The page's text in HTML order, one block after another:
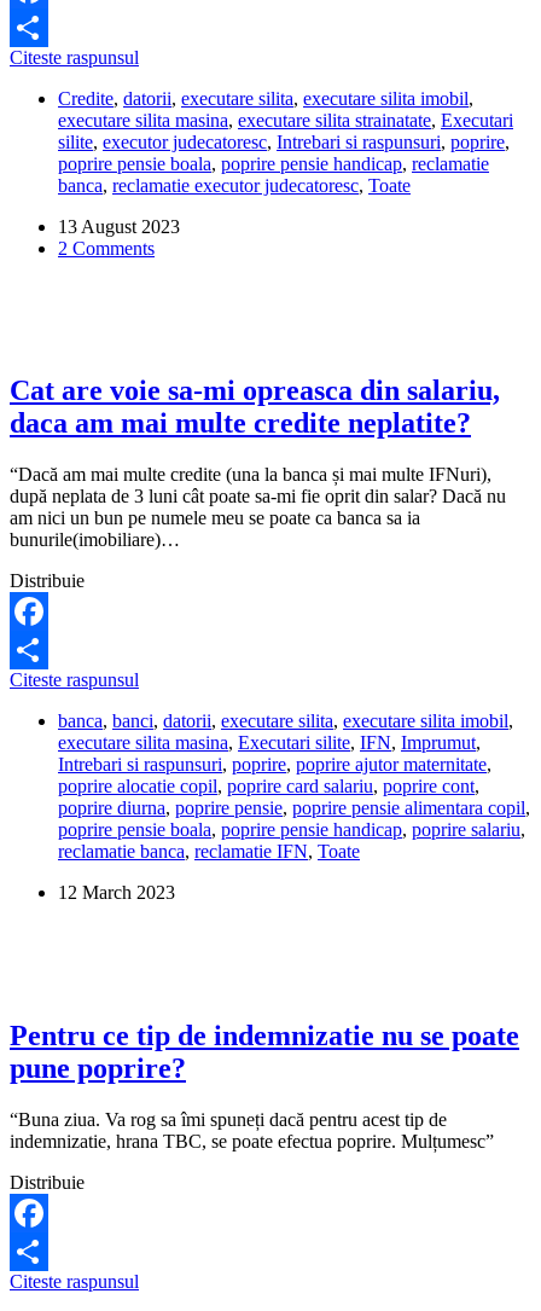
Facebook
Share
Citeste raspunsul
sa
patesc
daca
nu
platesc
auto
din
Credite, datorii, executare silita, executare silita imobil,
executare silita masina, executare silita strainatate, Executari
silite, executor judecatoresc, Intrebari si raspunsuri, poprire,
poprire pensie boala, poprire pensie handicap, reclamatie
banca, reclamatie executor judecatoresc, Toate
13 August 2023
2 Comments
Cat are voie sa-mi opreasca din salariu,
daca am mai multe credite neplatite?
“Dacă am mai multe credite (una la banca și mai multe IFNuri),
după neplata de 3 luni cât poate sa-mi fie oprit din salar? Dacă nu
am nici un bun pe numele meu se poate ca banca sa ia
bunurile(imobiliare)…
Distribuie
Facebook
Share
Citeste raspunsul
voie
sa-
mi
opreasca
din
salariu,
daca
mai
banca, banci, datorii, executare silita, executare silita imobil,
executare silita masina, Executari silite, IFN, Imprumut,
Intrebari si raspunsuri, poprire, poprire ajutor maternitate,
poprire alocatie copil, poprire card salariu, poprire cont,
poprire diurna, poprire pensie, poprire pensie alimentara copil,
poprire pensie boala, poprire pensie handicap, poprire salariu,
reclamatie banca, reclamatie IFN, Toate
12 March 2023
Pentru ce tip de indemnizatie nu se poate
pune poprire?
“Buna ziua. Va rog sa îmi spuneți dacă pentru acest tip de
indemnizatie, hrana TBC, se poate efectua poprire. Mulțumesc”
Distribuie
Facebook
Share
Citeste raspunsul